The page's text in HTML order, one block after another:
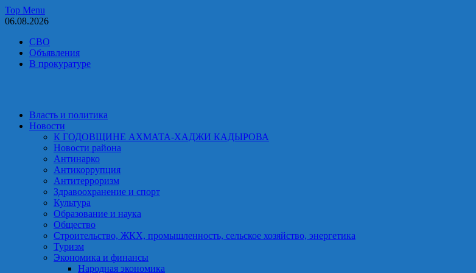
Skip
to
Top Menu
06.08.2026
СВО
Объявления
В прокуратуре
Власть и политика
Новости
К ГОДОВЩИНЕ АХМАТА-ХАДЖИ КАДЫРОВА
Новости района
Антинарко
Антикоррупция
Антитерроризм
Здравоохранение и спорт
Культура
Образование и наука
Общество
Строительство, ЖКХ, промышленность, сельское хозяйство, энергетика
Туризм
Экономика и финансы
Народная экономика